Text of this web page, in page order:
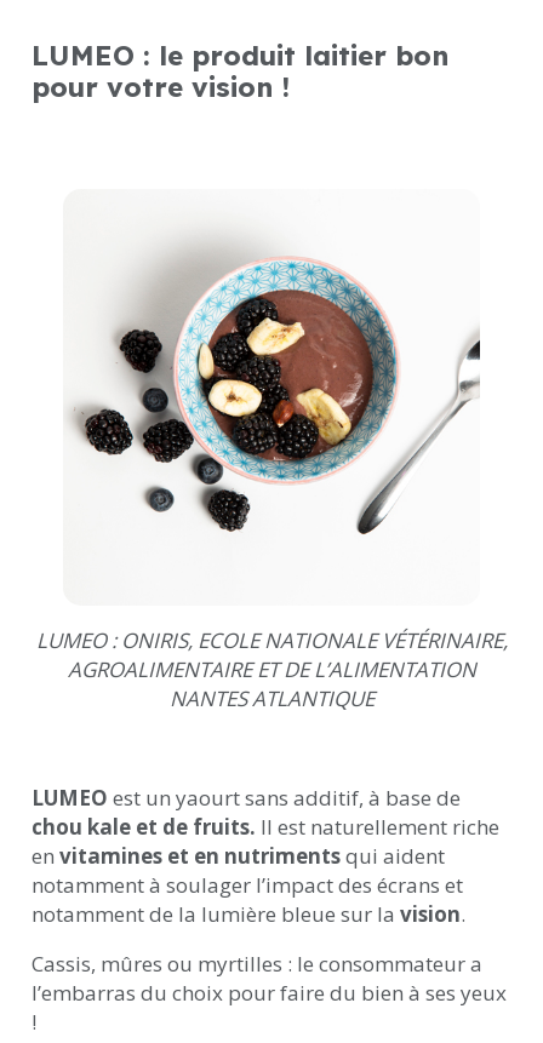
LUMEO : le produit laitier bon
pour votre vision !
LUMEO : ONIRIS, ECOLE NATIONALE VÉTÉRINAIRE,
AGROALIMENTAIRE ET DE L’ALIMENTATION
NANTES ATLANTIQUE
LUMEO est un yaourt sans additif, à base de
chou kale et de fruits. Il est naturellement riche
en vitamines et en nutrimentsqui aident
notamment à soulager l’impact des écrans et
notamment de la lumière bleue sur la vision.
Cassis, mûres ou myrtilles : le consommateur a
l’embarras du choix pour faire du bien à ses yeux
!